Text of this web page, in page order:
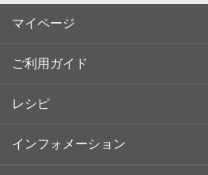
マイページ
ご利用ガイド
レシピ
インフォメーション